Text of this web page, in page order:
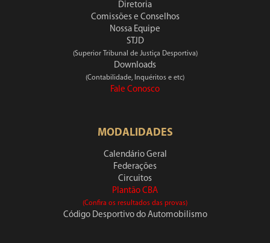
Diretoria
Comissões e Conselhos
Nossa Equipe
STJD
(Superior Tribunal de Justiça Desportiva)
Downloads
(Contabilidade, Inquéritos e etc)
Fale Conosco
MODALIDADES
Calendário Geral
Federações
Circuitos
Plantão CBA
(Confira os resultados das provas)
Código Desportivo do Automobilismo